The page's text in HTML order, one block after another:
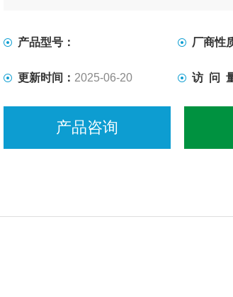
产品型号： 厂商性
更新时间： 2025-06-20 访 问
产品咨询